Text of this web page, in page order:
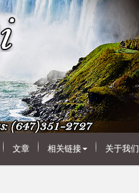
文章 相关链接 关于我们